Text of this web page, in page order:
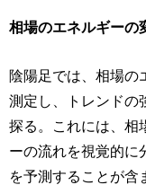
相場のエネルギーの
陰陽足では、相場の
測定し、トレンドの
探る。これには、相
ーの流れを視覚的に
を予測することが含